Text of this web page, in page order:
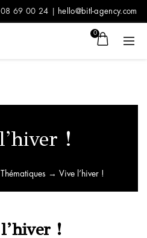
69 00 24 | hello@bitl-agency.com
0
!
Thématiques → Vive l’hiver !
!